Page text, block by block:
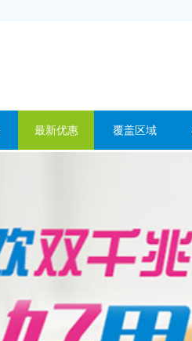
最新优惠 覆盖区域